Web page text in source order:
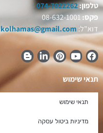
טלפון:074-7022262
פקס:08-632-1001
דוא"ל: kolhamas@gmail.com
תנאי שימוש
תנאי שימוש
מדיניות ביטול עסקה